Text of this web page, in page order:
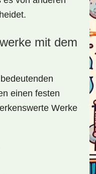
mit dem
einen festen
Werke